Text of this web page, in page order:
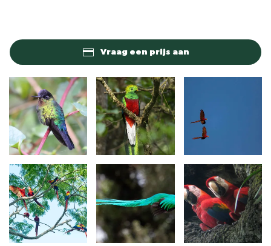
Vraag een prijs aan